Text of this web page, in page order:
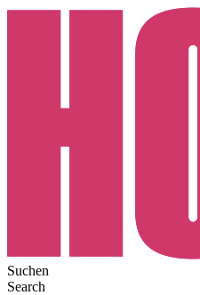
Suchen
Search